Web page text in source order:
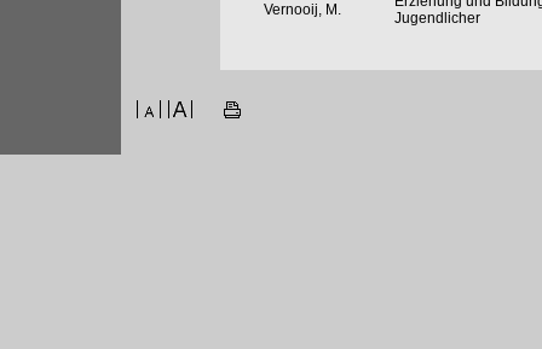
Vernooij, M.
Jugendlicher